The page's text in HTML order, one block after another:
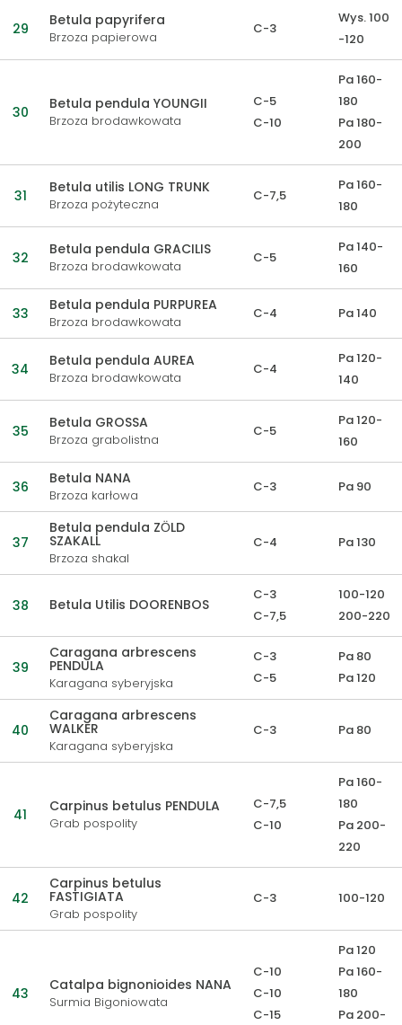
29 Betula papyrifera
Brzoza papierowa
C-3
Wys. 100
-120
30 Betula pendula YOUNGII
Brzoza brodawkowata
C-5
C-10
Pa 160-
180
Pa 180-
200
31 Betula utilis LONG TRUNK
Brzoza pożyteczna
C-7,5
Pa 160-
180
32 Betula pendula GRACILIS
Brzoza brodawkowata
C-5
Pa 140-
160
33 Betula pendula PURPUREA
Brzoza brodawkowata
C-4 Pa 140
34 Betula pendula AUREA
Brzoza brodawkowata
C-4
Pa 120-
140
35 Betula GROSSA
Brzoza grabolistna
C-5
Pa 120-
160
36 Betula NANA
Brzoza karłowa
C-3 Pa 90
37
Betula pendula ZӦLD
SZAKALL
Brzoza shakal
C-4 Pa 130
38 Betula Utilis DOORENBOS
C-3
C-7,5
100-120
200-220
39
Caragana arbrescens
PENDULA
Karagana syberyjska
C-3
C-5
Pa 80
Pa 120
40
Caragana arbrescens
WALKER
Karagana syberyjska
C-3 Pa 80
41 Carpinus betulus PENDULA
Grab pospolity
C-7,5
C-10
Pa 160-
180
Pa 200-
220
42
Carpinus betulus
FASTIGIATA
Grab pospolity
C-3 100-120
43 Catalpa bignonioides NANA
Surmia Bigoniowata
C-10
C-10
C-15
Pa 120
Pa 160-
180
Pa 200-